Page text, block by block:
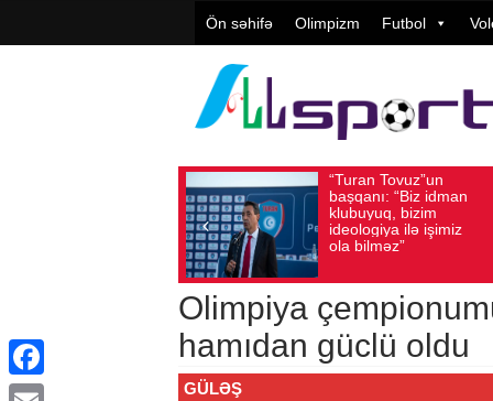
Ön səhifə Olimpizm Futbol
“Turan Tovuz”un
başqanı: “Biz idman
klubuyuq, bizim
ideologiya ilə işimiz
ola bilməz”
Baxış sayı: 221 Avqust 05,
Olimpiya
hamıdan güclü oldu
GÜLƏŞ
Facebook